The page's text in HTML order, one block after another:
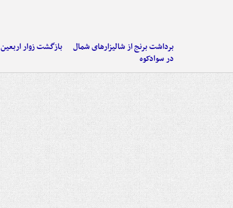
برداشت برنج از شالیزارهای شمال
در سوادکوه
بازگشت زوار